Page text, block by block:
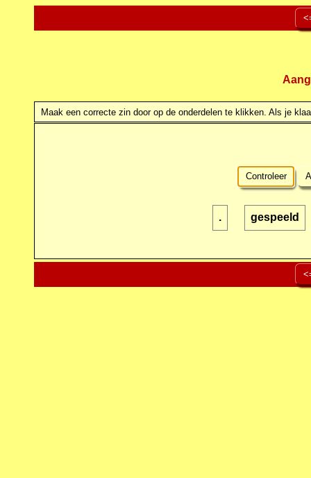
Maak een correcte zin door op de onderdelen te klikken. Als je
Controleer
. gespeeld